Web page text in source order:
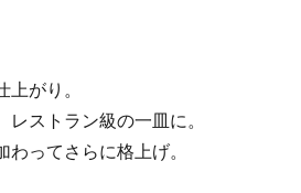
がり。
ストラン級の一皿に。
ってさらに格上げ。